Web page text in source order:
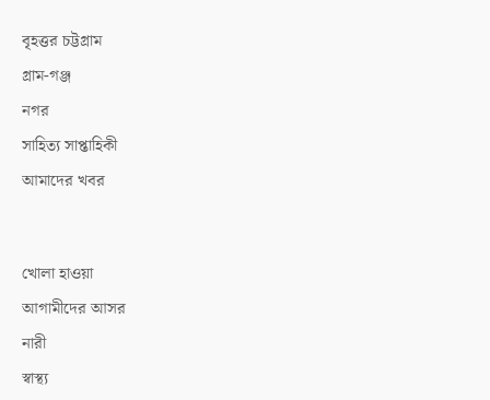
বৃহত্তর চট্টগ্রাম
গ্রাম-গঞ্জ
নগর
সাহিত্য সাপ্তাহিকী
আমাদের খবর
খোলা হাওয়া
আগামীদের আসর
নারী
স্বাস্থ্য